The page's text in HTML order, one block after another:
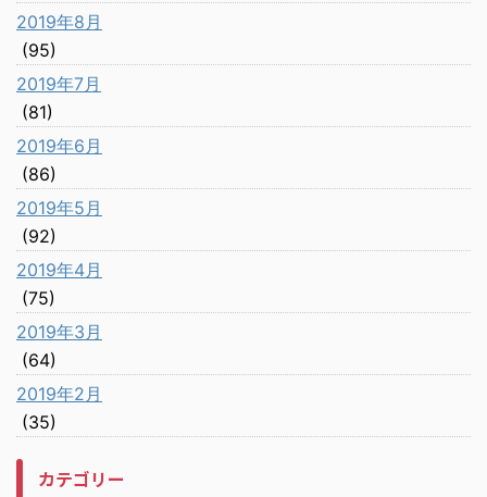
2019年8月
(95)
2019年7月
(81)
2019年6月
(86)
2019年5月
(92)
2019年4月
(75)
2019年3月
(64)
2019年2月
(35)
カテゴリー